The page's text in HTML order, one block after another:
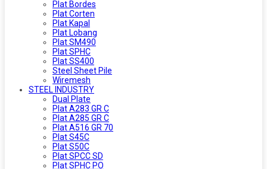
Plat Bordes
Plat Corten
Plat Kapal
Plat Lobang
Plat SM490
Plat SPHC
Plat SS400
Steel Sheet Pile
Wiremesh
STEEL INDUSTRY
Dual Plate
Plat A283 GR C
Plat A285 GR C
Plat A516 GR 70
Plat S45C
Plat S50C
Plat SPCC SD
Plat SPHC PO